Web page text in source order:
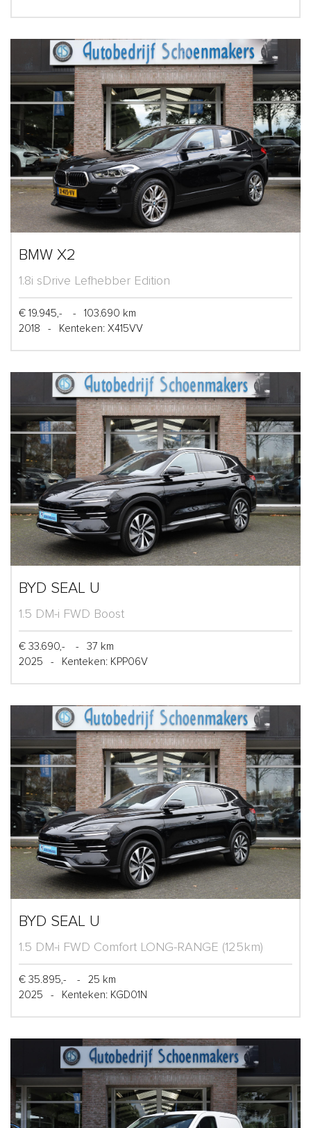
BMW X2
1.8i sDrive Lefhebber Edition
€ 19.945,- -
103.690 km
2018
- Kenteken: X415VV
BYD SEAL U
1.5 DM-i FWD Boost
€ 33.690,- -
37 km
2025
- Kenteken: KPP06V
BYD SEAL U
1.5 DM-i FWD Comfort LONG-RANGE (125km)
€ 35.895,- -
25 km
2025
- Kenteken: KGD01N